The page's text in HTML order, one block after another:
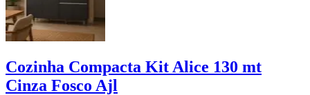
Cozinha Compacta Kit Alice 130 mt
Cinza Fosco Ajl